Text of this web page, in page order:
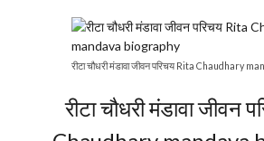
रीटा चौधरी मंडावा जीवन परिचय Rita Chaudhary
रीटा चौधरी मंडावा जीवन